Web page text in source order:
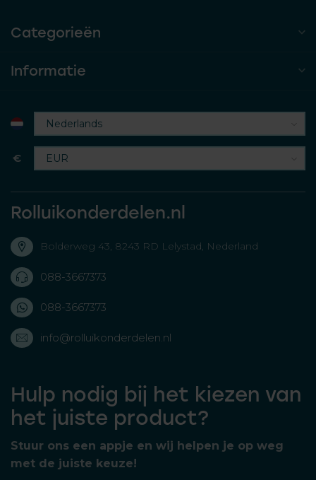
Categorieën
Informatie
€
Rolluikonderdelen.nl
Bolderweg 43, 8243 RD Lelystad, Nederland
088-3667373
088-3667373
info@rolluikonderdelen.nl
Hulp nodig bij het kiezen van
het juiste product?
Stuur ons een appje en wij helpen je op weg
met de juiste keuze!